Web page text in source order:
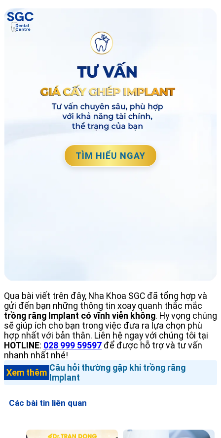
TÌM HIỂU NGAY
Qua bài viết trên đây, Nha Khoa SGC đã tổng hợp và
gửi đến bạn những thông tin xoay quanh thắc mắc
trồng răng Implant có vĩnh viễn không. Hy vọng chúng
sẽ giúp ích cho bạn trong việc đưa ra lựa chọn phù
hợp nhất với bản thân. Liên hệ ngay với chúng tôi tại
HOTLINE: 028 999 59597 để được hỗ trợ và tư vấn
nhanh nhất nhé!
Xem thêm Câu hỏi thường gặp khi trồng răng
Implant
Các bài tin liên quan